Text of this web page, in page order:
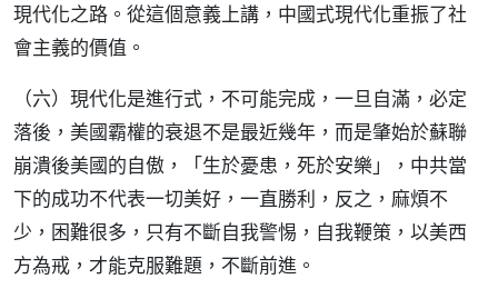
現代化之路。從這個意義上講，中國式現代化重振了社
會主義的價值。
（六）現代化是進行式，不可能完成，一旦自滿，必定
落後，美國霸權的衰退不是最近幾年，而是肇始於蘇聯
崩潰後美國的自傲，「生於憂患，死於安樂」，中共當
下的成功不代表一切美好，一直勝利，反之，麻煩不
少，困難很多，只有不斷自我警惕，自我鞭策，以美西
方為戒，才能克服難題，不斷前進。